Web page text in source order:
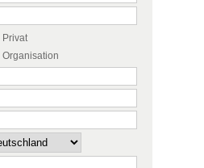
Privat
Organisation